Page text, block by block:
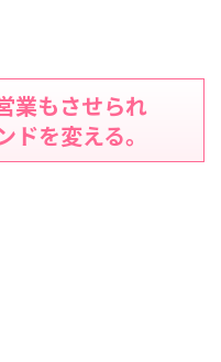
業もさせられ
を変える。